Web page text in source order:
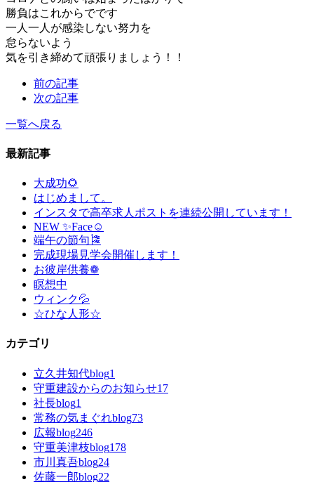
勝負はこれからでです
一人一人が感染しない努力を
怠らないよう
気を引き締めて頑張りましょう！！
前の記事
次の記事
一覧へ戻る
最新記事
大成功🌻
はじめまして。
インスタで高卒求人ポストを連続公開しています！
NEW ✨Face☺
端午の節句🎏
完成現場見学会開催します！
お彼岸供養❁
瞑想中
ウィンク💦
☆ひな人形☆
カテゴリ
立久井知代blog1
守重建設からのお知らせ17
社長blog1
常務の気まぐれblog73
広報blog246
守重美津枝blog178
市川真吾blog24
佐藤一郎blog22